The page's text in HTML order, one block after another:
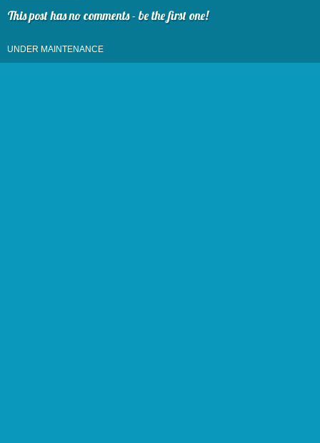
This post has no comments - be the first one!
UNDER MAINTENANCE